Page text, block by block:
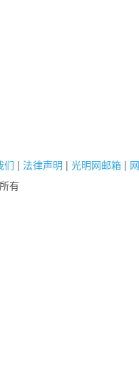
们 | 法律声明 | 光明网邮箱 |
有